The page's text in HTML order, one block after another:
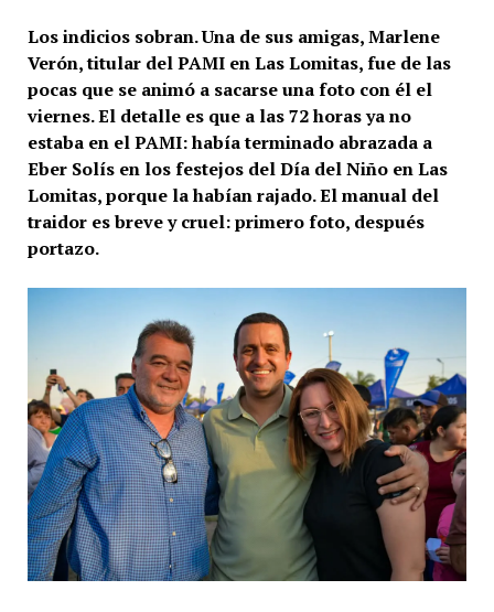
Los indicios sobran. Una de sus amigas, Marlene
Verón, titular del PAMI en Las Lomitas, fue de las
pocas que se animó a sacarse una foto con él el
viernes. El detalle es que a las 72 horas ya no
estaba en el PAMI: había terminado abrazada a
Eber Solís en los festejos del Día del Niño en Las
Lomitas, porque la habían rajado. El manual del
traidor es breve y cruel: primero foto, después
portazo.